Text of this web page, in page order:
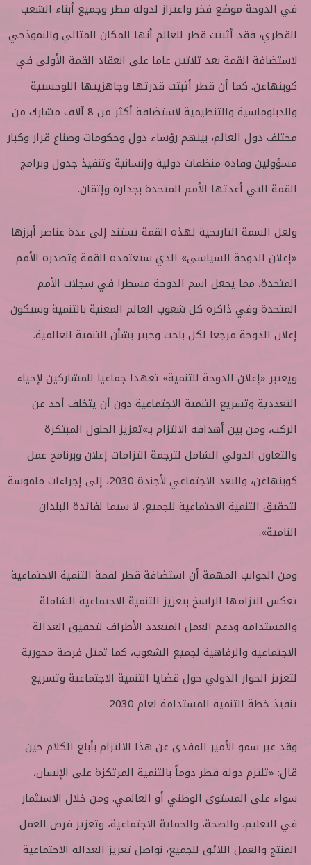
في الدوحة موضع فخر واعتزاز لدولة قطر وجميع أبناء الشعب
القطري، فقد أثبتت قطر للعالم أنها المكان المثالي والنموذجي
لاستضافة القمة بعد ثلاثين عاما على انعقاد القمة الأولى في
كوبنهاغن. كما أن قطر أثبتت قدرتها وجاهزيتها اللوجستية
والدبلوماسية والتنظيمية لاستضافة أكثر من 8 آلاف مشارك من
مختلف دول العالم، بينهم رؤساء دول وحكومات وصناع قرار وكبار
مسؤولين وقادة منظمات دولية وإنسانية وتنفيذ جدول وبرامج
القمة التي أعدتها الأمم المتحدة بجدارة وإتقان.
ولعل السمة التاريخية لهذه القمة تستند إلى عدة عناصر أبرزها
«إعلان الدوحة السياسي» الذي ستعتمده القمة وتصدره الأمم
المتحدة، مما يجعل اسم الدوحة مسطرا في سجلات الأمم
المتحدة وفي ذاكرة كل شعوب العالم المعنية بالتنمية وسيكون
إعلان الدوحة مرجعا لكل باحث وخبير بشأن التنمية العالمية.
ويعتبر «إعلان الدوحة للتنمية» تعهدا جماعيا للمشاركين لإحياء
التعددية وتسريع التنمية الاجتماعية دون أن يتخلف أحد عن
الركب، ومن بين أهدافه الالتزام بـ»تعزيز الحلول المبتكرة
والتعاون الدولي الشامل لترجمة التزامات إعلان وبرنامج عمل
كوبنهاغن، والبعد الاجتماعي لأجندة 2030، إلى إجراءات ملموسة
لتحقيق التنمية الاجتماعية للجميع، لا سيما لفائدة البلدان
النامية».
ومن الجوانب المهمة أن استضافة قطر لقمة التنمية الاجتماعية
تعكس التزامها الراسخ بتعزيز التنمية الاجتماعية الشاملة
والمستدامة ودعم العمل المتعدد الأطراف لتحقيق العدالة
الاجتماعية والرفاهية لجميع الشعوب، كما تمثل فرصة محورية
لتعزيز الحوار الدولي حول قضايا التنمية الاجتماعية وتسريع
تنفيذ خطة التنمية المستدامة لعام 2030.
وقد عبر سمو الأمير المفدى عن هذا الالتزام بأبلغ الكلام حين
قال: «تلتزم دولة قطر دوماً بالتنمية المرتكزة على الإنسان،
سواء على المستوى الوطني أو العالمي. ومن خلال الاستثمار
في التعليم، والصحة، والحماية الاجتماعية، وتعزيز فرص العمل
المنتج والعمل اللائق للجميع، نواصل تعزيز العدالة الاجتماعية